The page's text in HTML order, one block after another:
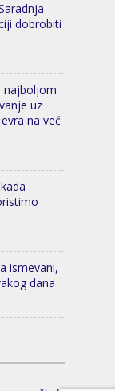
dobrobiti
najboljom
uz
na već
ismevani,
dana